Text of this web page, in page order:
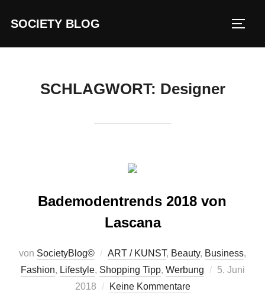
InhaltSOCIETY BLOG
SCHLAGWORT: Designer
Bademodentrends 2018 von
Lascana
von SocietyBlog© ART / KUNST, Beauty, Business,
Fashion, Lifestyle, Shopping Tipp, Werbung
5. Juni
2018
Keine Kommentare